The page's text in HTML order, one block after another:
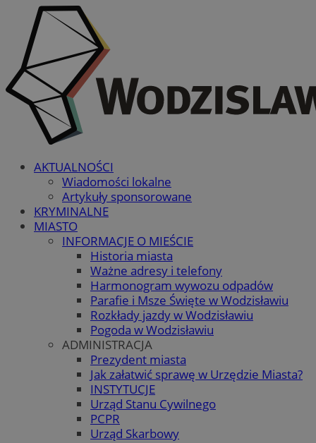
AKTUALNOŚCI
Wiadomości lokalne
Artykuły sponsorowane
KRYMINALNE
MIASTO
INFORMACJE O MIEŚCIE
Historia miasta
Ważne adresy i telefony
Harmonogram wywozu odpadów
Parafie i Msze Święte w Wodzisławiu
Rozkłady jazdy w Wodzisławiu
Pogoda w Wodzisławiu
ADMINISTRACJA
Prezydent miasta
Jak załatwić sprawę w Urzędzie Miasta?
INSTYTUCJE
Urząd Stanu Cywilnego
PCPR
Urząd Skarbowy